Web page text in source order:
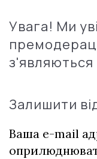
Увага! Ми
з'являються
Залишити
Ваша e-mail